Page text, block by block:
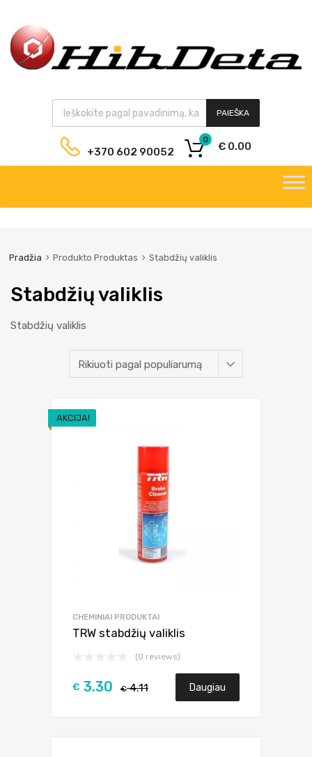
PAIEŠKA
+370 602 90052 € 0.00
0
Pradžia Produkto Produktas Stabdžių valiklis
Stabdžių valiklis
Stabdžių valiklis
AKCIJA!
CHEMINIAI PRODUKTAI
TRW stabdžių valiklis
(0 reviews)
€4.11
€ 3.30 Daugiau